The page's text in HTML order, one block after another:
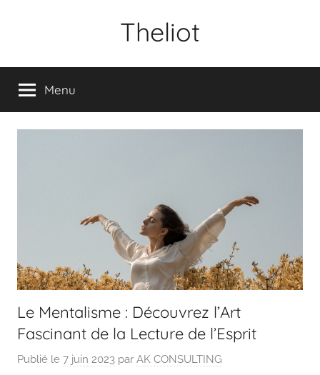
Theliot
Menu
Le Mentalisme : Découvrez l’Art
Fascinant de la Lecture de l’Esprit
Publié le 7 juin 2023 par AK CONSULTING